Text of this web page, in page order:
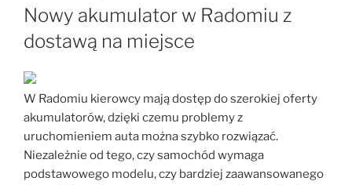
WNowy akumulator w Radomiu z
dostawą na miejsce
W Radomiu kierowcy mają dostęp do szerokiej oferty
akumulatorów, dzięki czemu problemy z
uruchomieniem auta można szybko rozwiązać.
Niezależnie od tego, czy samochód wymaga
podstawowego modelu, czy bardziej zaawansowanego